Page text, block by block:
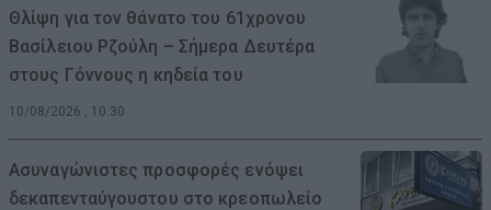
Θλίψη για τον θάνατο του 61χρονου
Βασίλειου Ρζούλη – Σήμερα Δευτέρα
στους Γόννους η κηδεία του
10/08/2026 , 10:30
Ασυναγώνιστες προσφορές ενόψει
δεκαπενταύγουστου στο κρεοπωλείο